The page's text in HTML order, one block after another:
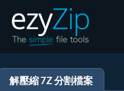
解壓縮
解壓縮 7Z 分割檔案